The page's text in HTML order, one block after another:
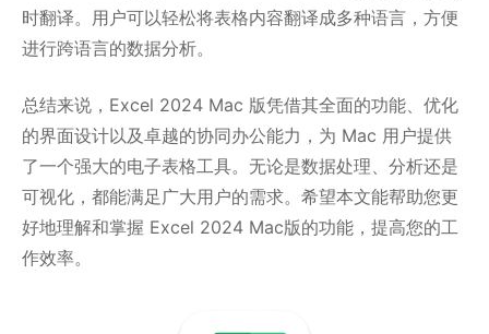
时翻译。用户可以轻松将表格内容翻译成多种语言，方便
进行跨语言的数据分析。
总结来说，Excel 2024 Mac 版凭借其全面的功能、优化
的界面设计以及卓越的协同办公能力，为 Mac 用户提供
了一个强大的电子表格工具。无论是数据处理、分析还是
可视化，都能满足广大用户的需求。希望本文能帮助您更
好地理解和掌握 Excel 2024 Mac版的功能，提高您的工
作效率。